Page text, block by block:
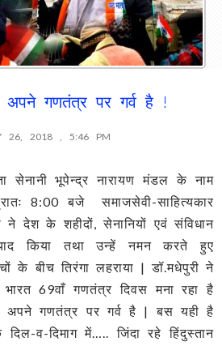
अपने गणतंत्र पर गर्व है !
26, 2018 , 5:46 PM
सेनानी भूपेन्द्र नारायण मंडल के नाम
8:00 बजे समाजसेवी-साहित्यकार
ने देश के शहीदों, सेनानियों एवं संविधान
किया तथा उन्हें नमन करते हुए
के बीच तिरंगा लहराया | डॉ.मधेपुरी ने
69वाँ गणतंत्र दिवस मना रहा है
अपने गणतंत्र पर गर्व है | बस यही है
व-दिमाग में….. जिंदा रहे हिंदुस्तान